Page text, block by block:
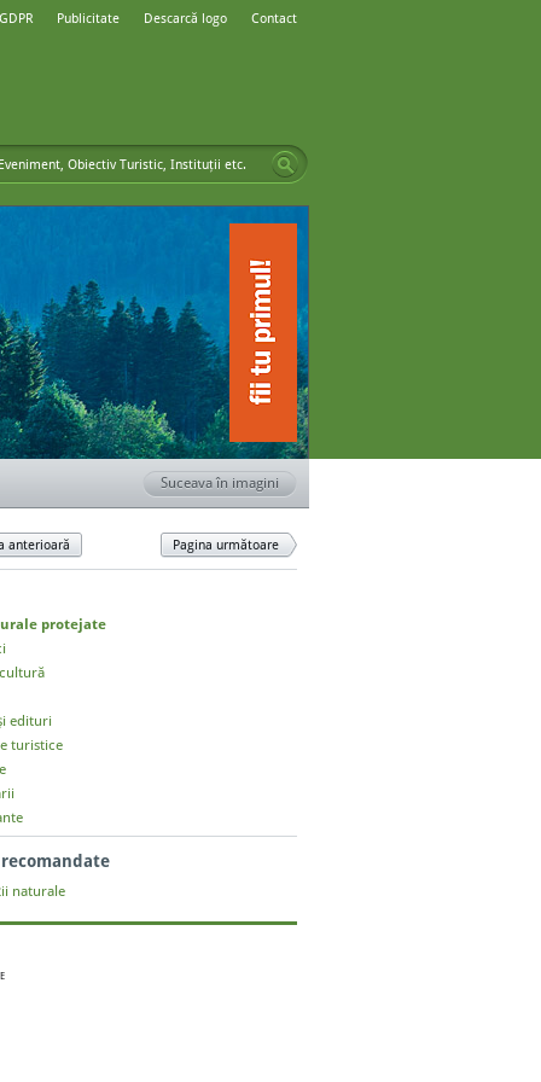
Publicitate Descarcă logo Contact
Suceava în imagini
Pagina următoare
anterioară
protejate
edituri
turistice
naturale